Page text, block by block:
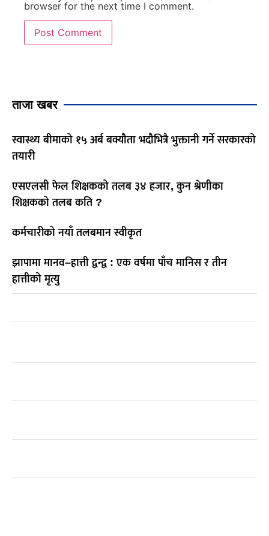
browser for the next time I comment.
ताजा खबर
स्वास्थ्य बीमाको १५ अर्ब बक्यौता भदौभित्रै भुक्तानी गर्ने सरकारको
तयारी
एसएलसी फेल शिक्षकको तलब ३४ हजार, कुन श्रेणीका
शिक्षकको तलब कति ?
कर्मचारीको नयाँ तलबमान स्वीकृत
झापामा मानव–हात्ती द्वन्द्व : एक वर्षमा पाँच मानिस र तीन
हात्तीको मृत्यु